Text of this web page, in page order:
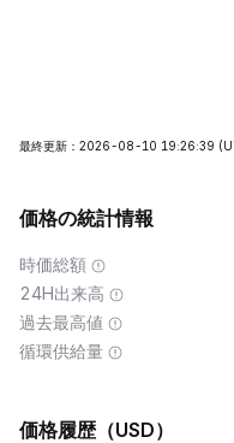
最終更新：2026-08-10 19:26:39
価格の統計情報
時価総額
24H出来高
過去最高値
循環供給量
価格履歴（USD）